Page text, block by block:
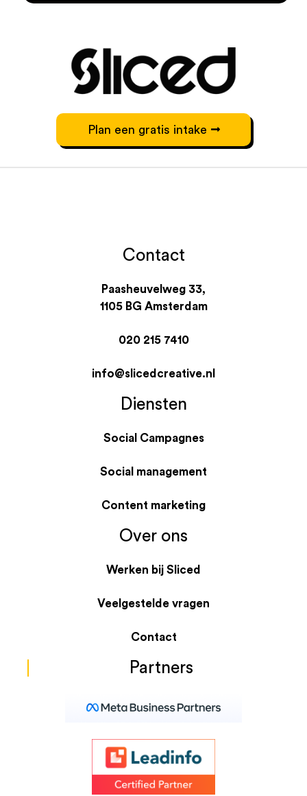
Plan een gratis intake
Contact
Paasheuvelweg 33,
1105 BG Amsterdam
020 215 7410
info@slicedcreative.nl
Diensten
Social Campagnes
Social management
Content marketing
Over ons
Werken bij Sliced
Veelgestelde vragen
Contact
Partners